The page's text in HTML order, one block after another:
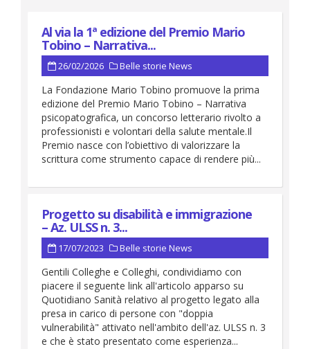
Al via la 1ª edizione del Premio Mario
Tobino – Narrativa...
26/02/2026 Belle storie News
La Fondazione Mario Tobino promuove la prima
edizione del Premio Mario Tobino – Narrativa
psicopatografica, un concorso letterario rivolto a
professionisti e volontari della salute mentale.Il
Premio nasce con l’obiettivo di valorizzare la
scrittura come strumento capace di rendere più...
Progetto su disabilità e immigrazione
– Az. ULSS n. 3...
17/07/2023 Belle storie News
Gentili Colleghe e Colleghi, condividiamo con
piacere il seguente link all'articolo apparso su
Quotidiano Sanità relativo al progetto legato alla
presa in carico di persone con "doppia
vulnerabilità" attivato nell'ambito dell'az. ULSS n. 3
e che è stato presentato come esperienza...